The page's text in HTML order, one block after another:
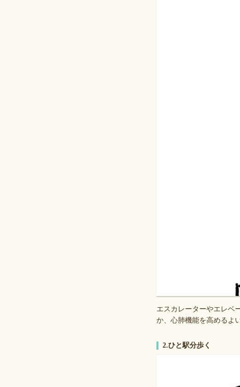
エスカレーターやエレベ
か、心肺機能を高めるよ
2.ひと駅分歩く